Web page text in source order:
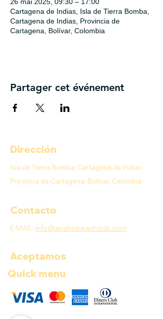
Cartagena de Indias, Isla de Tierra Bomba,
Cartagena de Indias, Provincia de
Cartagena, Bolívar, Colombia
Partager cet événement
Dirección
Isla de Tierra Bomba, Cartagena de Indias,
Provincia de Cartagena, Bolívar, Colombia
Contacto
E-MAIL: info@anahobeachclub.com
Aceptamos
Quick menu